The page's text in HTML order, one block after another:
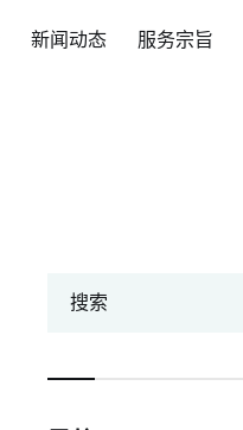
新闻动态 服务宗旨
搜索